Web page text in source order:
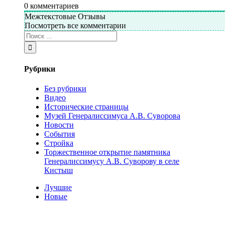
0 комментариев
Межтекстовые Отзывы
Посмотреть все комментарии
Рубрики
Без рубрики
Видео
Исторические страницы
Музей Генералиссимуса А.В. Суворова
Новости
События
Стройка
Торжественное открытие памятника
Генералиссимусу А.В. Суворову в селе
Кистыш
Лучшие
Новые